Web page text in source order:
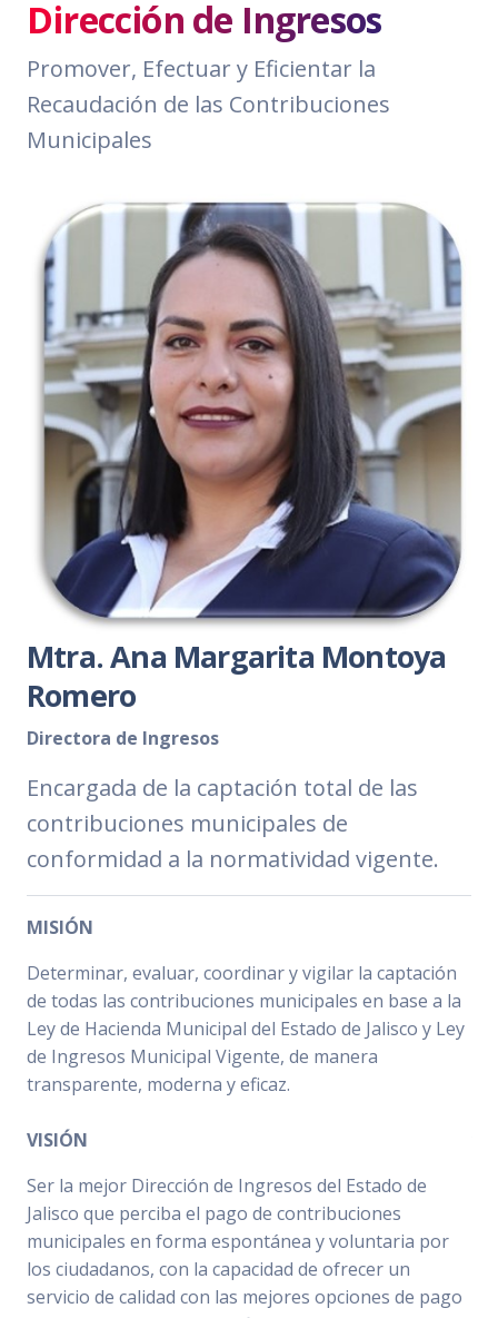
Dirección de Ingresos
Promover, Efectuar y Eficientar la
Recaudación de las Contribuciones
Municipales
Mtra. Ana Margarita Montoya
Romero
Directora de Ingresos
Encargada de la captación total de las
contribuciones municipales de
conformidad a la normatividad vigente.
MISIÓN
Determinar, evaluar, coordinar y vigilar la captación
de todas las contribuciones municipales en base a la
Ley de Hacienda Municipal del Estado de Jalisco y Ley
de Ingresos Municipal Vigente, de manera
transparente, moderna y eficaz.
VISIÓN
Ser la mejor Dirección de Ingresos del Estado de
Jalisco que perciba el pago de contribuciones
municipales en forma espontánea y voluntaria por
los ciudadanos, con la capacidad de ofrecer un
servicio de calidad con las mejores opciones de pago